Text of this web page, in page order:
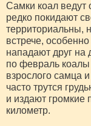
Самки коал ведут
редко покидают
территориальны,
встрече,
нападают друг на
по февраль
взрослого самца
часто трутся
и издают
километр.